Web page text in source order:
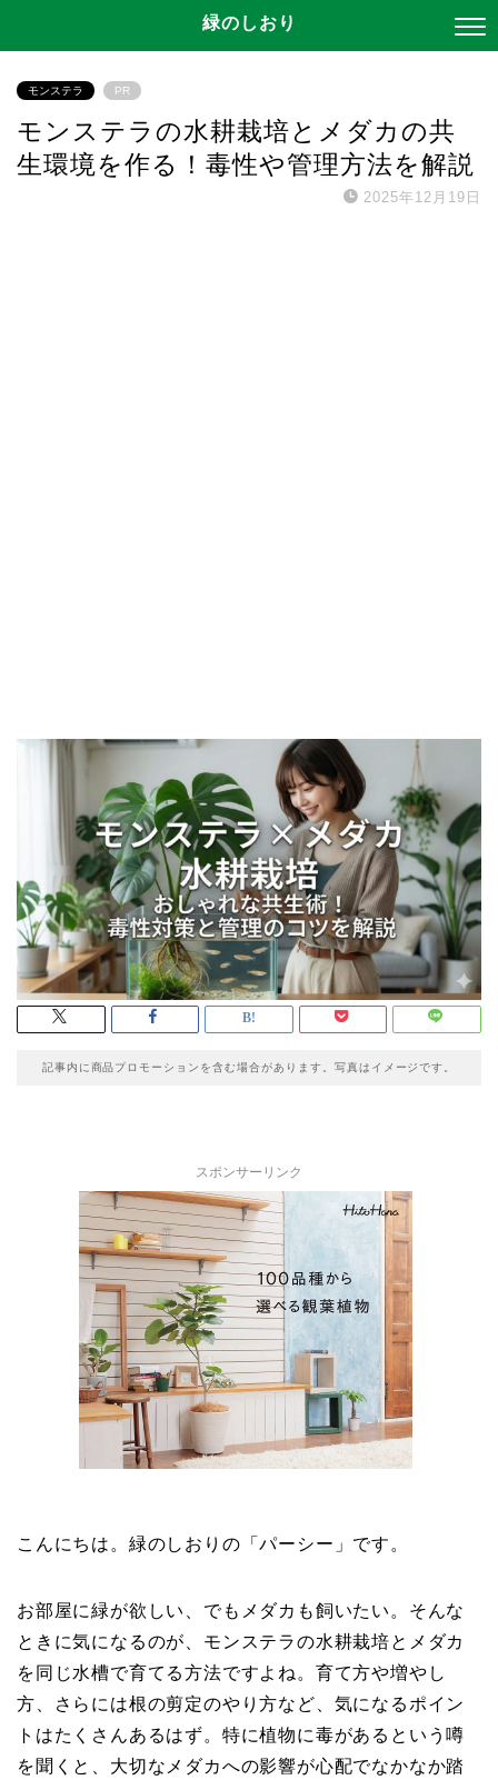
緑のしおり
モンステラ PR
モンステラの水耕栽培とメダカの共
生環境を作る！毒性や管理方法を解説
2025年12月19日
記事内に商品プロモーションを含む場合があります。写真はイメージです。
スポンサーリンク
こんにちは。緑のしおりの「パーシー」です。
お部屋に緑が欲しい、でもメダカも飼いたい。そんな
ときに気になるのが、モンステラの水耕栽培とメダカ
を同じ水槽で育てる方法ですよね。育て方や増やし
方、さらには根の剪定のやり方など、気になるポイン
トはたくさんあるはず。特に植物に毒があるという噂
を聞くと、大切なメダカへの影響が心配でなかなか踏